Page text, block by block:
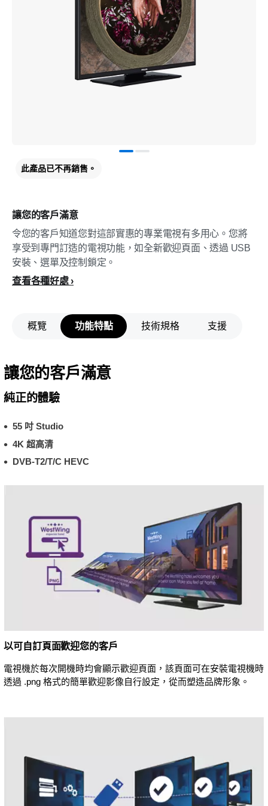
讓您的客戶滿意
令您的客戶知道您對這部實惠的專業電視有多用心。您將
享受到專門訂造的電視功能，如全新歡迎頁面、透過 USB
安裝、選單及控制鎖定。
查看各種好處
此產品已不再銷售。
概覽 功能特點 技術規格 支援
讓您的客戶滿意
純正的體驗
55 吋 Studio
4K 超高清
DVB-T2/T/C HEVC
以可自訂頁面歡迎您的客戶
電視機於每次開機時均會顯示歡迎頁面，該頁面可在安裝電視機時
透過 .png 格式的簡單歡迎影像自行設定，從而塑造品牌形象。